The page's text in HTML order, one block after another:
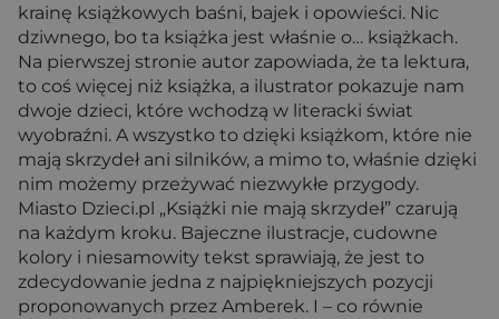
krainę książkowych baśni, bajek i opowieści. Nic
dziwnego, bo ta książka jest właśnie o… książkach.
Na pierwszej stronie autor zapowiada, że ta lektura,
to coś więcej niż książka, a ilustrator pokazuje nam
dwoje dzieci, które wchodzą w literacki świat
wyobraźni. A wszystko to dzięki książkom, które nie
mają skrzydeł ani silników, a mimo to, właśnie dzięki
nim możemy przeżywać niezwykłe przygody.
Miasto Dzieci.pl „Książki nie mają skrzydeł” czarują
na każdym kroku. Bajeczne ilustracje, cudowne
kolory i niesamowity tekst sprawiają, że jest to
zdecydowanie jedna z najpiękniejszych pozycji
proponowanych przez Amberek. I – co równie